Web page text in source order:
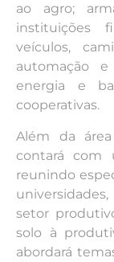
ao agro;
instituições
veículos,
automação
energia e
cooperativas.
Além da
contará com
reunindo
setor
solo à
abordará